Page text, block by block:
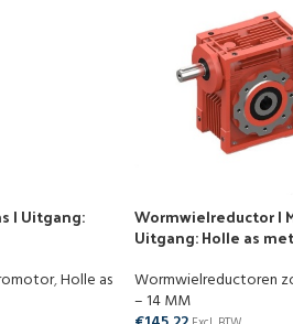
| Uitgang:
,Holle as
Wormwielreductor |
Uitgang: Holle as
Wormwielreductoren
– 14 MM